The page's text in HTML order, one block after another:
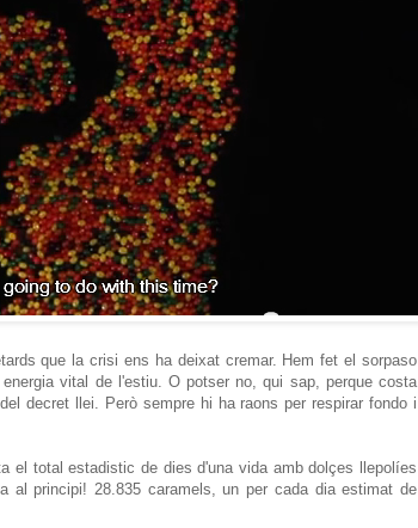
que la crisi ens ha deixat cremar. Hem fet el sorpaso
vital de l'estiu. O potser no, qui sap, perque costa
decret llei. Però sempre hi ha raons per respirar fondo i
el total estadistic de dies d'una vida amb dolçes llepolíes
al principi! 28.835 caramels, un per cada dia estimat de